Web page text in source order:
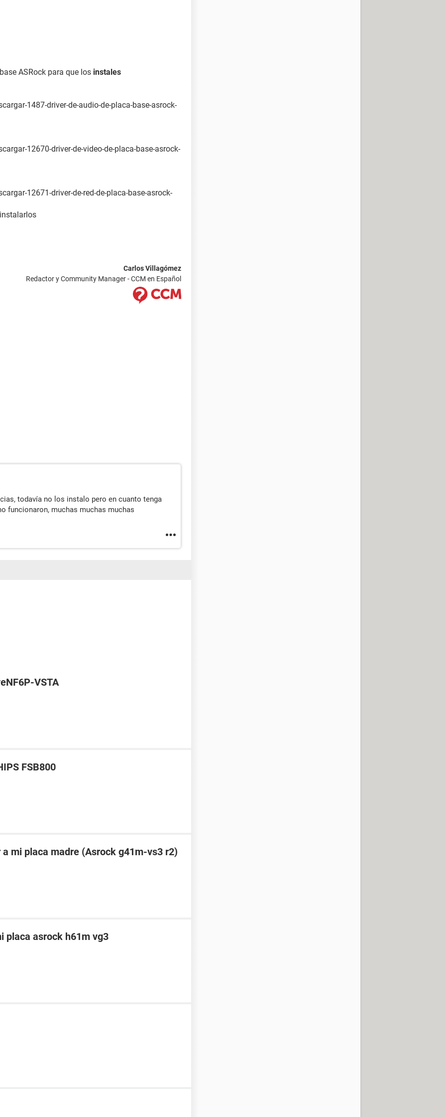
Device
CdRom Device
S202J
teclas o Microsoft Natural PS/2 Keyboard
(170.51.224.246)
Modem
Modem
USB
masivo USB
- 3G Application Interface (COM5)
- 3G Modem
BIOS, Selectable Boot, EDD, BBS
00040005-00060007-00080009
ASRock para que los instales
1487-driver-de-audio-de-placa-base-asrock-
12670-driver-de-video-de-placa-base-asrock-
12671-driver-de-red-de-placa-base-asrock-
Carlos Villagómez
Redactor y Community Manager - CCM en Español
todavía no los instalo pero en cuanto tenga
funcionaron, muchas muchas muchas
VSTA
FSB800
mi placa madre (Asrock g41m-vs3 r2)
placa asrock h61m vg3